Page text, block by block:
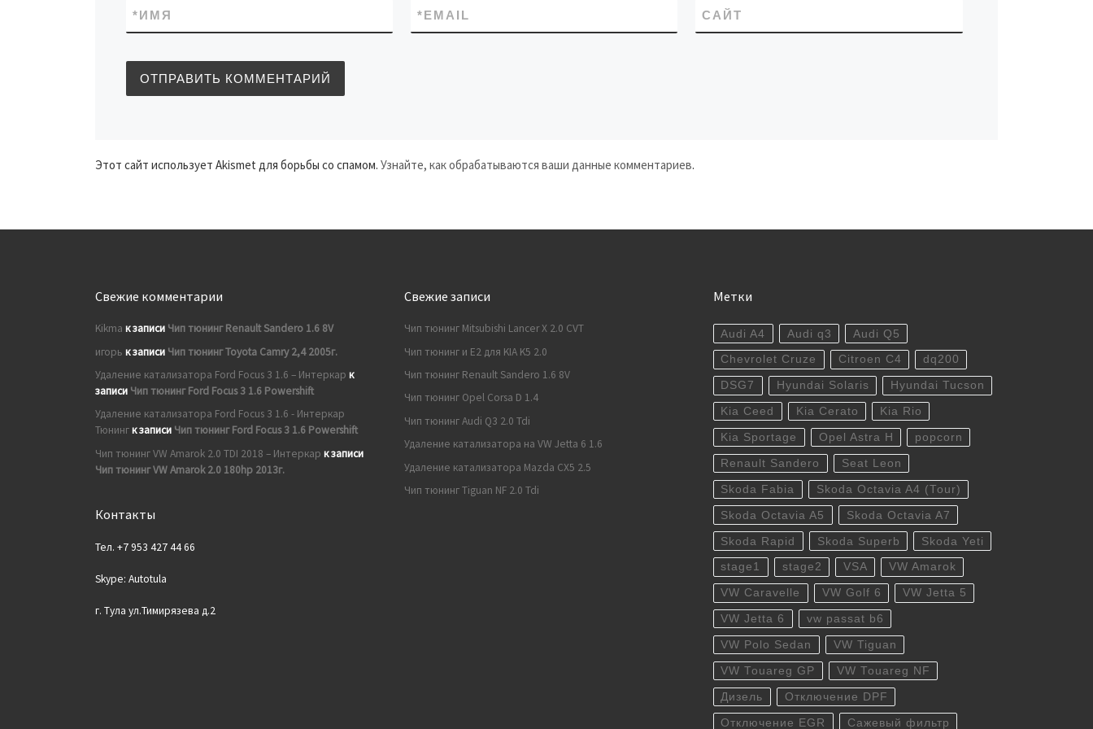
ИМЯ
* EMAIL
* САЙТ
Этот сайт использует Akismet для борьбы со спамом. Узнайте, как обрабатываются ваши данные комментариев.
Свежие комментарии
Kikma к записи Чип тюнинг Renault Sandero 1.6 8V
игорь к записи Чип тюнинг Toyota Camry 2,4 2005г.
Удаление катализатора Ford Focus 3 1.6 – Интеркар к
записи Чип тюнинг Ford Focus 3 1.6 Powershift
Удаление катализатора Ford Focus 3 1.6 - Интеркар
Тюнингк записи Чип тюнинг Ford Focus 3 1.6 Powershift
Чип тюнинг VW Amarok 2.0 TDI 2018 – Интеркар к записи
Чип тюнинг VW Amarok 2.0 180hp 2013г.
Контакты
Тел. +7 953 427 44 66
Skype: Autotula
г. Тула ул.Тимирязева д.2
Свежие записи
Чип тюнинг Mitsubishi Lancer X 2.0 CVT
Чип тюнинг и E2 для KIA K5 2.0
Чип тюнинг Renault Sandero 1.6 8V
Чип тюнинг Opel Corsa D 1.4
Чип тюнинг Audi Q3 2.0 Tdi
Удаление катализатора на VW Jetta 6 1.6
Удаление катализатора Mazda CX5 2.5
Чип тюнинг Tiguan NF 2.0 Tdi
Метки
Audi A4 Audi q3 Audi Q5
Chevrolet Cruze Citroen C4 dq200
DSG7 Hyundai Solaris Hyundai Tucson
Kia Ceed Kia Cerato Kia Rio
Kia Sportage Opel Astra H popcorn
Renault Sandero Seat Leon
Skoda Fabia Skoda Octavia A4 (Tour)
Skoda Octavia A5 Skoda Octavia A7
Skoda Rapid Skoda Superb Skoda Yeti
stage1 stage2 VSA VW Amarok
VW Caravelle VW Golf 6 VW Jetta 5
VW Jetta 6 vw passat b6
VW Polo Sedan VW Tiguan
VW Touareg GP VW Touareg NF
Дизель Отключение DPF
Отключение EGR Сажевый фильтр